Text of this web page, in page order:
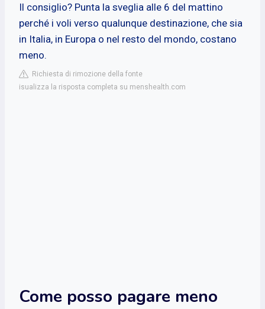
Il consiglio? Punta la sveglia alle 6 del mattino
perché i voli verso qualunque destinazione, che sia
in Italia, in Europa o nel resto del mondo, costano
meno.
Richiesta di rimozione della fonte
isualizza la risposta completa su menshealth.com
Come posso pagare meno